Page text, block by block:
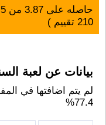
حاصله على3.87 من5
210 تقييم )
بيانات عن لعبة
لم يتم اضافتها في
77.4%